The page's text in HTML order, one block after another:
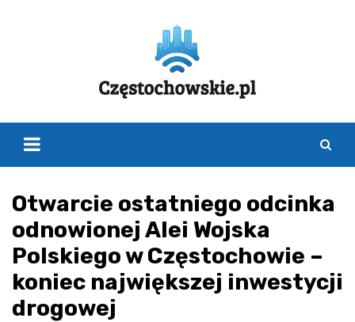
Otwarcie ostatniego odcinka
odnowionej Alei Wojska
Polskiego w Częstochowie –
koniec największej inwestycji
drogowej